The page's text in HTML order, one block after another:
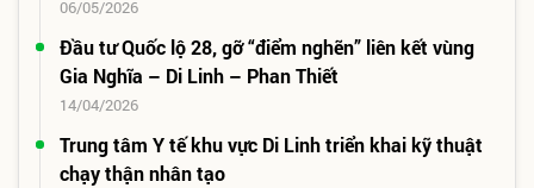
06/05/2026
Đầu tư Quốc lộ 28, gỡ “điểm nghẽn” liên kết vùng
Gia Nghĩa – Di Linh – Phan Thiết
14/04/2026
Trung tâm Y tế khu vực Di Linh triển khai kỹ thuật
chạy thận nhân tạo